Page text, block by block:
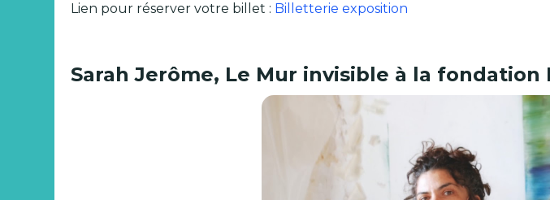
Lien pour réserver votre billet : Billetterie exposition
Sarah Jerôme, Le Mur invisible à la fondation